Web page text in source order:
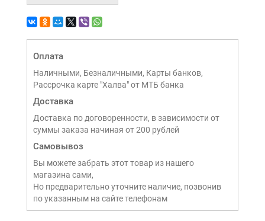
Оплата
Наличными, Безналичными, Карты банков,
Рассрочка карте "Халва" от МТБ банка
Доставка
Доставка по договоренности, в зависимости от
суммы заказа начиная от 200 рублей
Самовывоз
Вы можете забрать этот товар из нашего
магазина сами,
Но предварительно уточните наличие, позвонив
по указанным на сайте телефонам